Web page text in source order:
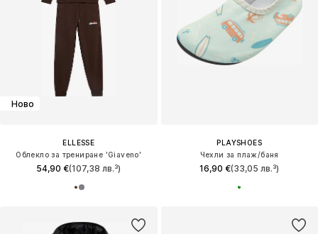
Ново
ELLESSE
Облекло за трениране 'Giaveno'
54,90 €(107,38 лв.³)
PLAYSHOES
Чехли за плаж/баня
16,90 €(33,05 лв.³)